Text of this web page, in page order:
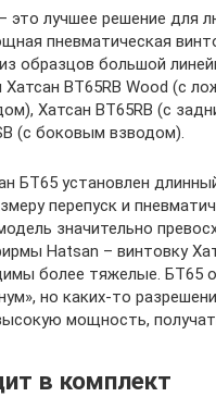
это лучшее решение для
пневматическая
образцов большой
BT65RB Wood (с
Хатсан BT65RB (с
(с боковым взводом).
БТ65 установлен
перепуск и
значительно
Hatsan – винтовку
более тяжелые. БТ65
но каких-то
мощность,
в комплект